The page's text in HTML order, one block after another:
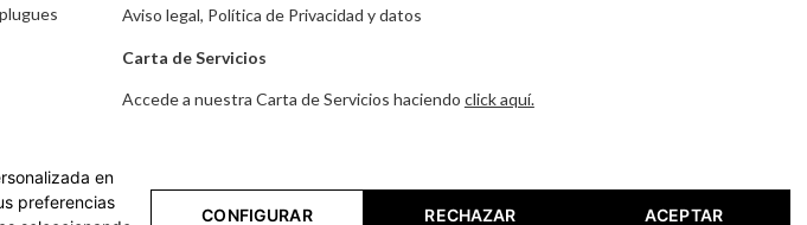
Aviso legal, Política de Privacidad y datos
Carta de Servicios
Accede a nuestra Carta de Servicios haciendo click aquí.
Llar - Todos los derechos reservados
en
preferencias
CONFIGURAR RECHAZAR ACEPTAR